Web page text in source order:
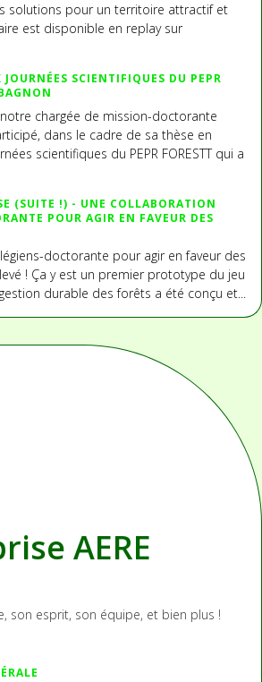
solutions pour un territoire attractif et
est disponible en replay sur
SCIENTIFIQUES DU PEPR
chargée de mission-doctorante
dans le cadre de sa thèse en
scientifiques du PEPR FORESTT qui a
(SUITE !) - UNE COLLABORATION
POUR AGIR EN FAVEUR DES
doctorante pour agir en faveur des
! Ça y est un premier prototype du jeu
durable des forêts a été conçu et...
AERE
son esprit, son équipe, et bien plus !